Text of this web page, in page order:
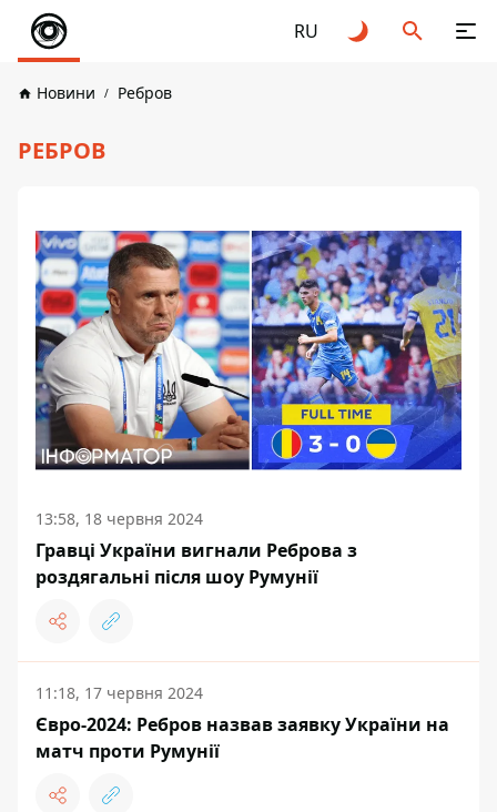
RU
Новини Ребров
РЕБРОВ
13:58, 18 червня 2024
Гравці України вигнали Реброва з
роздягальні після шоу Румунії
11:18, 17 червня 2024
Євро-2024: Ребров назвав заявку України на
матч проти Румунії